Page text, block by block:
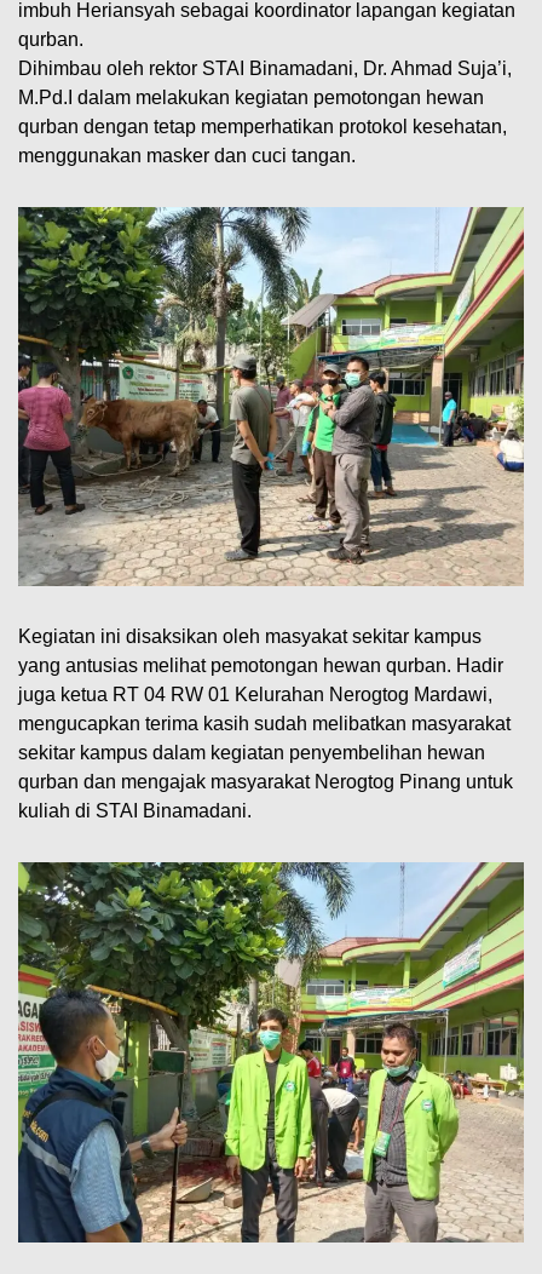
imbuh Heriansyah sebagai koordinator lapangan kegiatan
qurban.
Dihimbau oleh rektor STAI Binamadani, Dr. Ahmad Suja’i,
M.Pd.I dalam melakukan kegiatan pemotongan hewan
qurban dengan tetap memperhatikan protokol kesehatan,
menggunakan masker dan cuci tangan.
Kegiatan ini disaksikan oleh masyakat sekitar kampus
yang antusias melihat pemotongan hewan qurban. Hadir
juga ketua RT 04 RW 01 Kelurahan Nerogtog Mardawi,
mengucapkan terima kasih sudah melibatkan masyarakat
sekitar kampus dalam kegiatan penyembelihan hewan
qurban dan mengajak masyarakat Nerogtog Pinang untuk
kuliah di STAI Binamadani.